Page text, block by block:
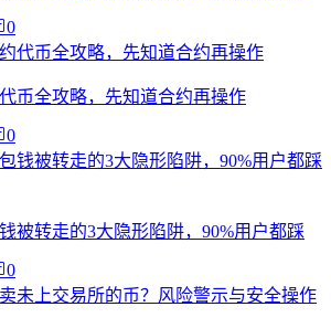
0
币全攻略，先知道合约再操作
0
被转走的3大隐形陷阱，90%用户都踩
0